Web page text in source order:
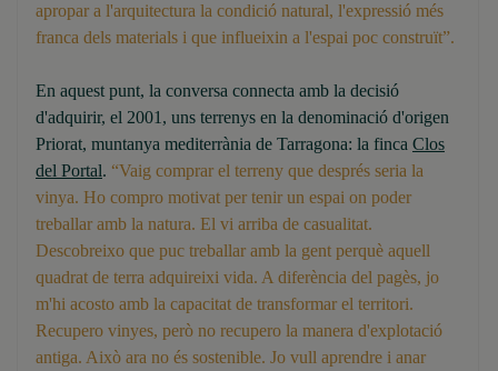
apropar a l'arquitectura la condició natural, l'expressió més
franca dels materials i que influeixin a l'espai poc construït”.
En aquest punt, la conversa connecta amb la decisió
d'adquirir, el 2001, uns terrenys en la denominació d'origen
Priorat, muntanya mediterrània de Tarragona: la finca Clos
del Portal. “Vaig comprar el terreny que després seria la
vinya. Ho compro motivat per tenir un espai on poder
treballar amb la natura. El vi arriba de casualitat.
Descobreixo que puc treballar amb la gent perquè aquell
quadrat de terra adquireixi vida. A diferència del pagès, jo
m'hi acosto amb la capacitat de transformar el territori.
Recupero vinyes, però no recupero la manera d'explotació
antiga. Això ara no és sostenible. Jo vull aprendre i anar